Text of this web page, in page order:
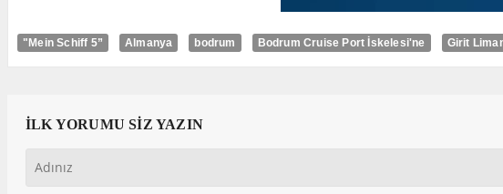
"Mein Schiff 5” Almanya bodrum Bodrum Cruise Port İskelesi'ne Girit
İLK YORUMU SİZ YAZIN